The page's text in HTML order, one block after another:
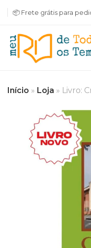
📦 Frete grátis para
Início » Loja » Livro: